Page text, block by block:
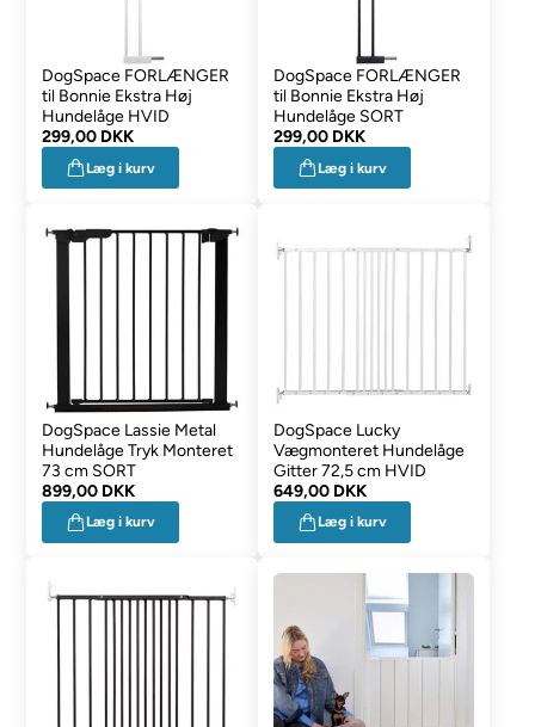
DogSpace FORLÆNGER
til Bonnie Ekstra Høj
Hundelåge HVID
299,00 DKK
Læg i kurv
DogSpace FORLÆNGER
til Bonnie Ekstra Høj
Hundelåge SORT
299,00 DKK
Læg i kurv
DogSpace Lassie Metal
Hundelåge Tryk Monteret
73 cm SORT
899,00 DKK
Læg i kurv
DogSpace Lucky
Vægmonteret Hundelåge
Gitter 72,5 cm HVID
649,00 DKK
Læg i kurv